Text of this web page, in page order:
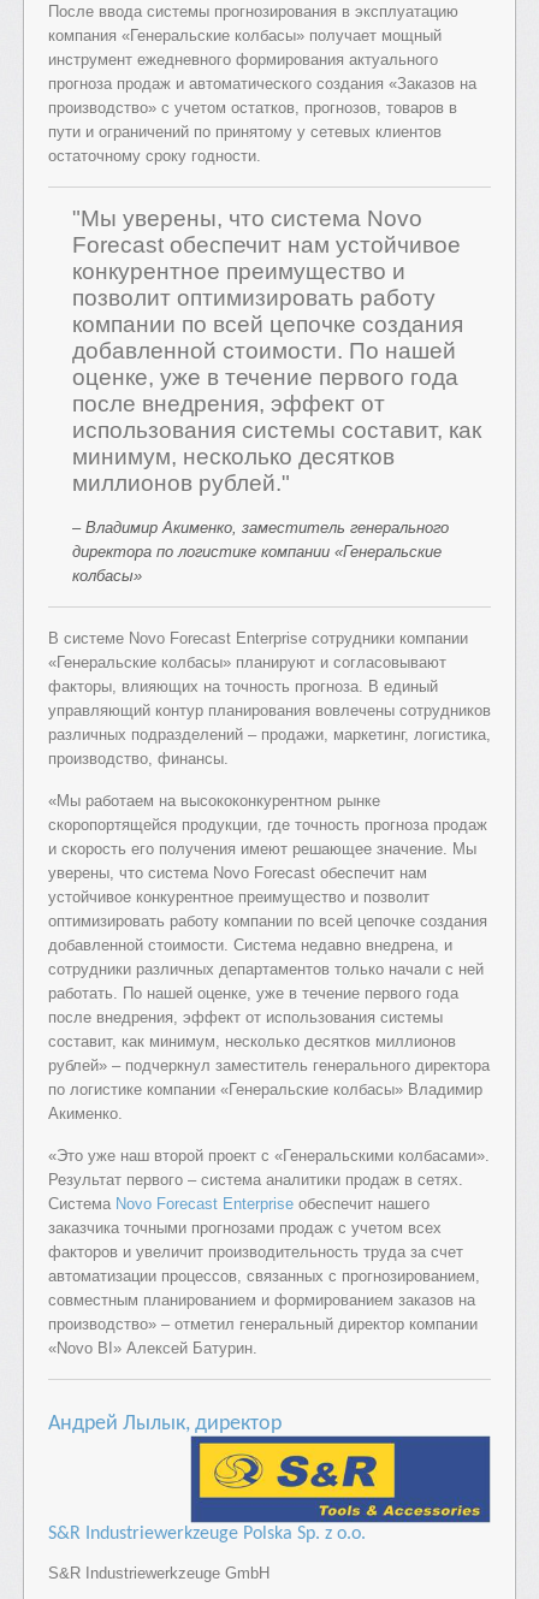
После ввода системы прогнозирования в эксплуатацию
компания «Генеральские колбасы» получает мощный
инструмент ежедневного формирования актуального
прогноза продаж и автоматического создания «Заказов на
производство» с учетом остатков, прогнозов, товаров в
пути и ограничений по принятому у сетевых клиентов
остаточному сроку годности.
"Мы уверены, что система Novo
Forecast обеспечит нам устойчивое
конкурентное преимущество и
позволит оптимизировать работу
компании по всей цепочке создания
добавленной стоимости. По нашей
оценке, уже в течение первого года
после внедрения, эффект от
использования системы составит, как
минимум, несколько десятков
миллионов рублей."
– Владимир Акименко, заместитель генерального
директора по логистике компании «Генеральские
колбасы»
В системе Nоvo Forecast Enterprise сотрудники компании
«Генеральские колбасы» планируют и согласовывают
факторы, влияющих на точность прогноза. В единый
управляющий контур планирования вовлечены сотрудников
различных подразделений – продажи, маркетинг, логистика,
производство, финансы.
«Мы работаем на высококонкурентном рынке
скоропортящейся продукции, где точность прогноза продаж
и скорость его получения имеют решающее значение. Мы
уверены, что система Novo Forecast обеспечит нам
устойчивое конкурентное преимущество и позволит
оптимизировать работу компании по всей цепочке создания
добавленной стоимости. Система недавно внедрена, и
сотрудники различных департаментов только начали с ней
работать. По нашей оценке, уже в течение первого года
после внедрения, эффект от использования системы
составит, как минимум, несколько десятков миллионов
рублей» – подчеркнул заместитель генерального директора
по логистике компании «Генеральские колбасы» Владимир
Акименко.
«Это уже наш второй проект с «Генеральскими колбасами».
Результат первого – система аналитики продаж в сетях.
Система Novo Forecast Enterprise обеспечит нашего
заказчика точными прогнозами продаж с учетом всех
факторов и увеличит производительность труда за счет
автоматизации процессов, связанных с прогнозированием,
совместным планированием и формированием заказов на
производство» – отметил генеральный директор компании
«Novo BI» Алексей Батурин.
Андрей Лылык, директор
S&R Industriewerkzeuge Polska Sp. z o.o.
S&R Industriewerkzeuge GmbH